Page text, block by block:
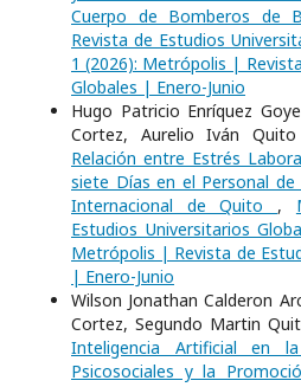
Cuerpo de Bomberos de
Revista de Estudios
1 (2026): Metrópolis |
Globales | Enero-Junio
Hugo Patricio Enríquez
Cortez, Aurelio Iván
Relación entre Estrés
siete Días en el Personal
Internacional de Quito ,
Estudios Universitarios
Metrópolis | Revista de
| Enero-Junio
Wilson Jonathan Calderon
Cortez, Segundo Martin
Inteligencia Artificial en
Psicosociales y la